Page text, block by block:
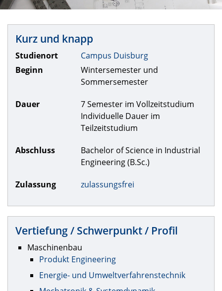
Kurz und knapp
Studienort
Campus Duisburg
Beginn
Wintersemester und
Sommersemester
Dauer
7 Semester im Vollzeitstudium
Individuelle Dauer im
Teilzeitstudium
Abschluss
Bachelor of Science in Industrial
Engineering (B.Sc.)
Zulassung zulassungsfrei
Vertiefung / Schwerpunkt / Profil
Maschinenbau
Produkt Engineering
Energie- und Umweltverfahrenstechnik